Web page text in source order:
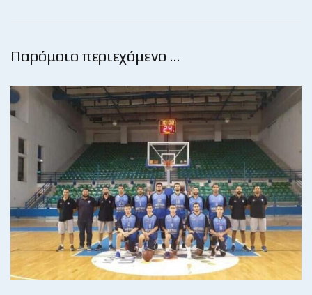
Παρόμοιο περιεχόμενο …